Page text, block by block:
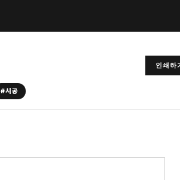
인쇄하
#시공